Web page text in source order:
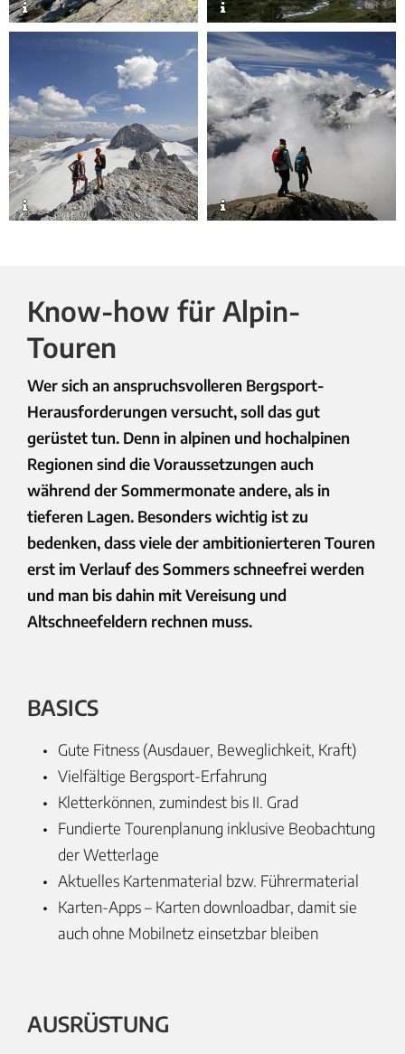
Know-how für Alpin-
Touren
Wer sich an anspruchsvolleren Bergsport-
Herausforderungen versucht, soll das gut
gerüstet tun. Denn in alpinen und hochalpinen
Regionen sind die Voraussetzungen auch
während der Sommermonate andere, als in
tieferen Lagen. Besonders wichtig ist zu
bedenken, dass viele der ambitionierteren Touren
erst im Verlauf des Sommers schneefrei werden
und man bis dahin mit Vereisung und
Altschneefeldern rechnen muss.
BASICS
Gute Fitness (Ausdauer, Beweglichkeit, Kraft)
Vielfältige Bergsport-Erfahrung
Kletterkönnen, zumindest bis II. Grad
Fundierte Tourenplanung inklusive Beobachtung
der Wetterlage
Aktuelles Kartenmaterial bzw. Führermaterial
Karten-Apps – Karten downloadbar, damit sie
auch ohne Mobilnetz einsetzbar bleiben
AUSRÜSTUNG